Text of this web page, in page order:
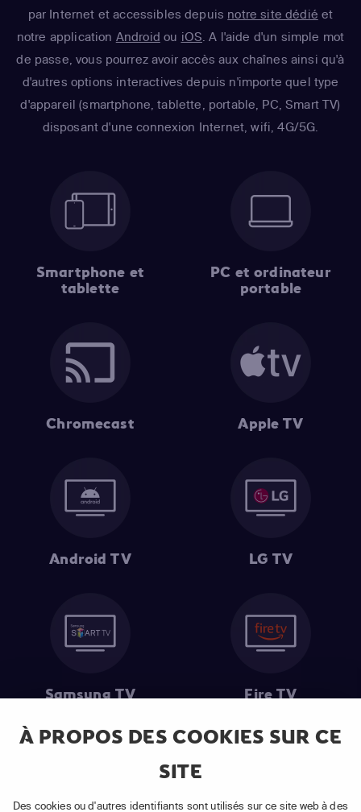
À PROPOS DES COOKIES SUR CE
SITE
Des cookies ou d'autres identifiants sont utilisés sur ce site web à des
par Internet et accessibles depuis notre site dédié et
notre application Android ou iOS . A l'aide d'un simple mot
de passe, vous pourrez avoir accès aux chaînes ainsi qu'à
d'autres options interactives depuis n'importe quel type
d'appareil (smartphone, tablette, portable, PC, Smart TV)
disposant d'une connexion Internet, wifi, 4G/5G.
Smartphone et
tablette
PC et ordinateur
portable
Chromecast Apple TV
Android TV LG TV
Samsung TV Fire TV
souscription à un abonnement APP TV Basic.